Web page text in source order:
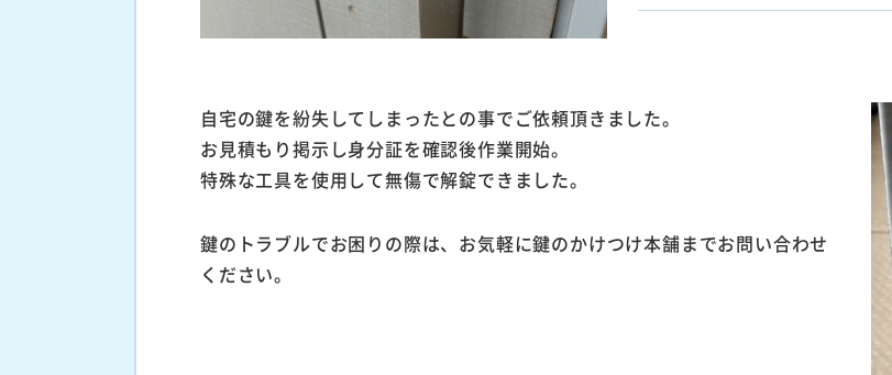
自宅の鍵を紛失してしまったとの事でご依頼頂きました。
お見積もり掲示し身分証を確認後作業開始。
特殊な工具を使用して無傷で解錠できました。
鍵のトラブルでお困りの際は、お気軽に鍵のかけつけ本舗までお問い合わせ
ください。